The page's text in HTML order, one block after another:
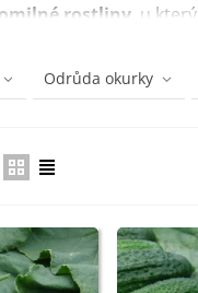
rostliny, u
Odrůda okurky